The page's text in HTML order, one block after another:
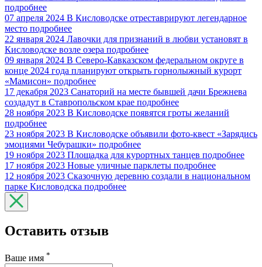
подробнее
07 апреля 2024 В Кисловодске отреставрируют легендарное
место подробнее
22 января 2024 Лавочки для признаний в любви установят в
Кисловодске возле озера подробнее
09 января 2024 В Северо-Кавказском федеральном округе в
конце 2024 года планируют открыть горнолыжный курорт
«Мамисон» подробнее
17 декабря 2023 Санаторий на месте бывшей дачи Брежнева
создадут в Ставропольском крае подробнее
28 ноября 2023 В Кисловодске появятся гроты желаний
подробнее
23 ноября 2023 В Кисловодске объявили фото-квест «Зарядись
эмоциями Чебурашки» подробнее
19 ноября 2023 Площадка для курортных танцев подробнее
17 ноября 2023 Новые уличные парклеты подробнее
12 ноября 2023 Сказочную деревню создали в национальном
парке Кисловодска подробнее
Оставить отзыв
Ваше имя *